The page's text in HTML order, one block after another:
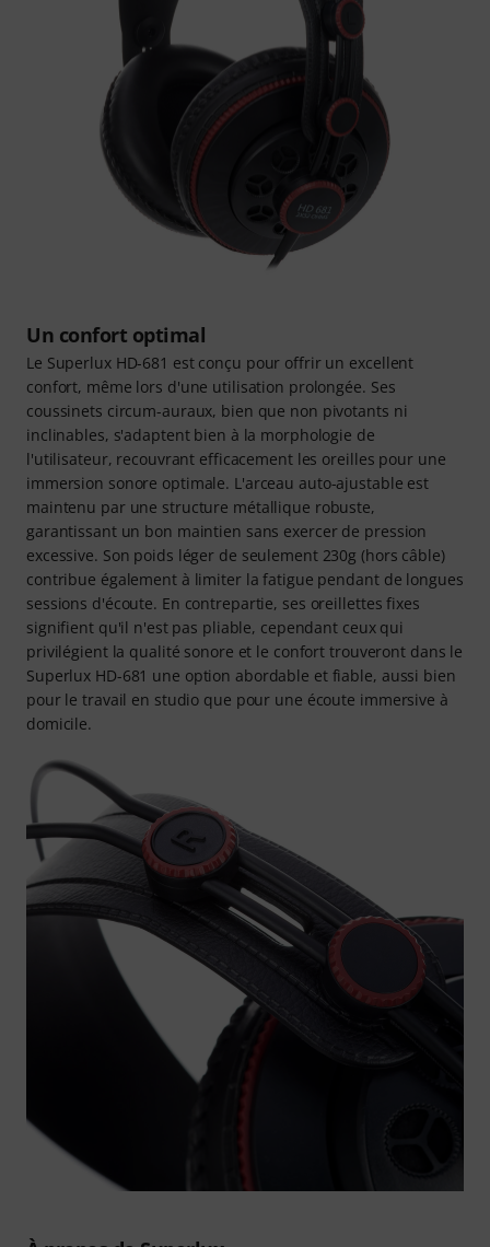
Un confort optimal
Le Superlux HD-681 est conçu pour offrir un excellent
confort, même lors d'une utilisation prolongée. Ses
coussinets circum-auraux, bien que non pivotants ni
inclinables, s'adaptent bien à la morphologie de
l'utilisateur, recouvrant efficacement les oreilles pour une
immersion sonore optimale. L'arceau auto-ajustable est
maintenu par une structure métallique robuste,
garantissant un bon maintien sans exercer de pression
excessive. Son poids léger de seulement 230g (hors câble)
contribue également à limiter la fatigue pendant de longues
sessions d'écoute. En contrepartie, ses oreillettes fixes
signifient qu'il n'est pas pliable, cependant ceux qui
privilégient la qualité sonore et le confort trouveront dans le
Superlux HD-681 une option abordable et fiable, aussi bien
pour le travail en studio que pour une écoute immersive à
domicile.